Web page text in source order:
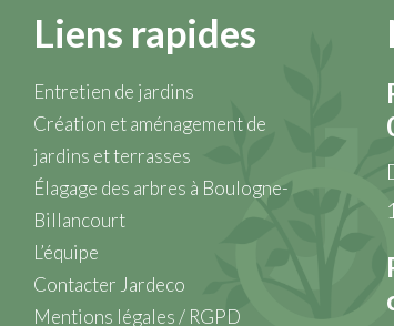
Liens rapides
Entretien de jardins
Création et aménagement de
jardins et terrasses
Élagage des arbres à Boulogne-
Billancourt
L’équipe
Contacter Jardeco
Mentions légales / RGPD